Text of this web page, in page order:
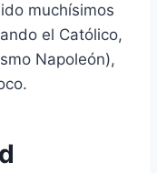
muchísimos
el Católico,
Napoleón),